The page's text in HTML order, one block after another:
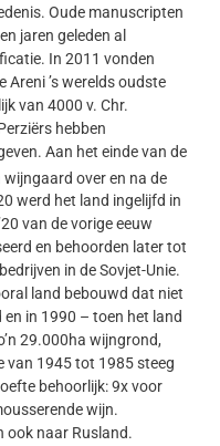
Oude manuscripten
jaren geleden al
In 2011 vonden
’s werelds oudste
van 4000 v. Chr.
hebben
Aan het einde van de
over en na de
werd het land ingelijfd in
van de vorige eeuw
en behoorden later tot
in de Sovjet-Unie.
land bebouwd dat niet
in 1990 – toen het land
29.000ha wijngrond,
van 1945 tot 1985 steeg
behoorlijk: 9x voor
wijn.
ook naar Rusland.